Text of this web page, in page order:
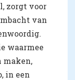
zorgt voor
van
waarmee
maken,
in een